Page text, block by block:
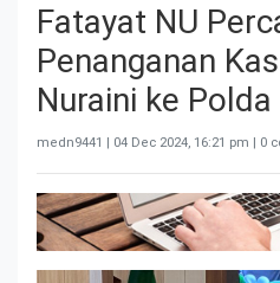
Fatayat NU
Penanganan
Nuraini ke
medn9441 | 04 Dec 2024, 16:21 pm | 0